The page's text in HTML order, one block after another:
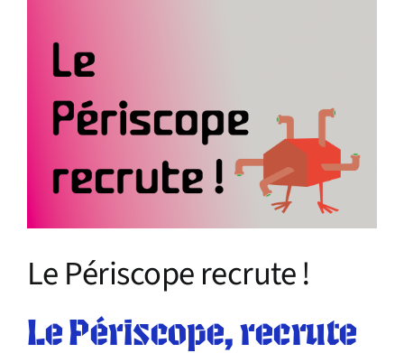
Infos pratiques
Le Périscope recrute !
Le Périscope, recrute